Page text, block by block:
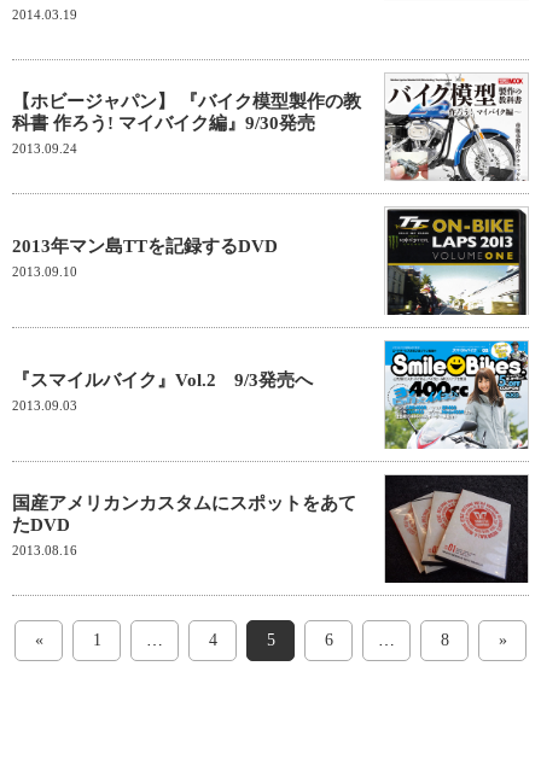
2014.03.19
【ホビージャパン】 『バイク模型製作の教
科書 作ろう! マイバイク編』9/30発売
2013.09.24
2013年マン島TTを記録するDVD
2013.09.10
『スマイルバイク』Vol.2 9/3発売へ
2013.09.03
国産アメリカンカスタムにスポットをあて
たDVD
2013.08.16
« 1 … 4 5 6 … 8 »